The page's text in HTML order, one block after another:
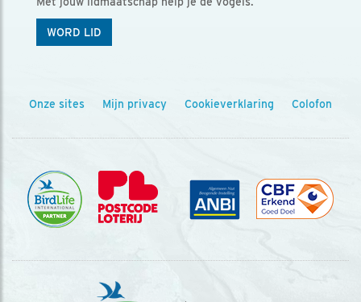
WORD LID
Onze sites Mijn privacy Cookieverklaring Colofon